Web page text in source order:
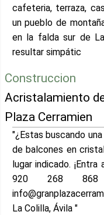
cafeteria, terraza,
un pueblo de
en la falda sur de
resultar simpátic
Construccion
Acristalamiento
Plaza Cerramien
"¿Estas buscando
de balcones en
lugar indicado.
920 268
La Colilla, Ávila "